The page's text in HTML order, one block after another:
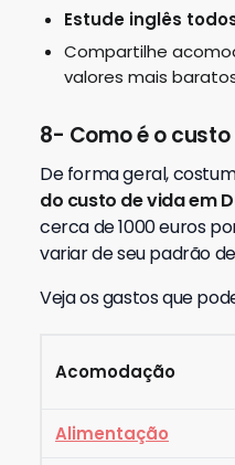
Estude inglês
Compartilhe
valores mais
8- Como é o
De forma geral,
do custo de vida em
cerca de 1000 euros
variar de seu padrão
Veja os gastos que
Acomodação
Alimentação